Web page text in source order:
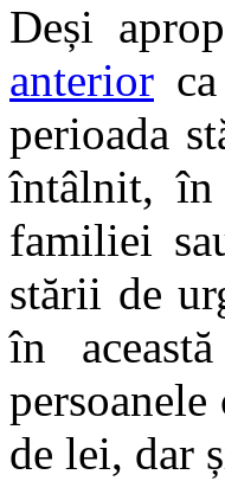
Deși
anterior
perioada
întâlnit, în
familiei
stării de
în
de lei, dar